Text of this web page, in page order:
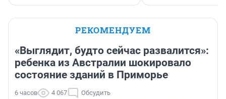
РЕКОМЕНДУЕМ
«Выглядит, будто сейчас развалится»:
ребенка из Австралии шокировало
состояние зданий в Приморье
6 часов 4 067 Обсудить